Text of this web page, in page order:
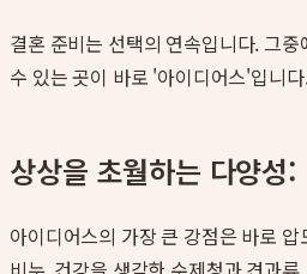
결혼 준비는 선택의 연속입니다. 그
수 있는 곳이 바로 '아이디어스'입니
상상을 초월하는 다양성
아이디어스의 가장 큰 강점은 바로